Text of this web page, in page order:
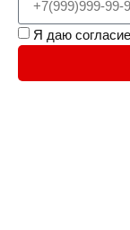
Я даю